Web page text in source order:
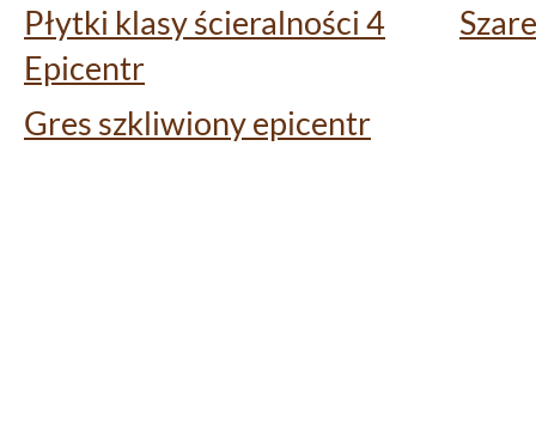
Płytki klasy ścieralności 4
Epicentr
Gres szkliwiony epicentr